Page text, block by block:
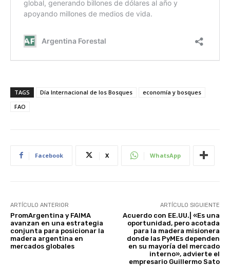
TAGS Día Internacional de los Bosques
economía y bosques
FAO
Facebook X WhatsApp
ARTÍCULO ANTERIOR
PromArgentina y FAIMA
avanzan en una estrategia
conjunta para posicionar la
madera argentina en
mercados globales
ARTÍCULO SIGUIENTE
Acuerdo con EE.UU.| «Es una
oportunidad, pero acotada
para la madera misionera
donde las PyMEs dependen
en su mayoría del mercado
interno», advierte el
empresario Guillermo Sato